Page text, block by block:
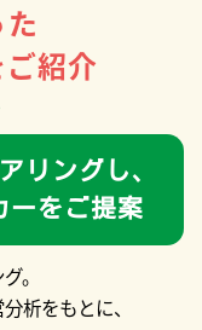
紹介
リングし、
ーをご提案
。
析をもとに、